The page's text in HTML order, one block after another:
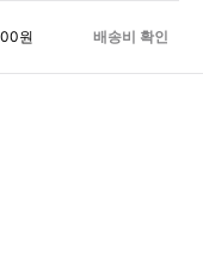
원 배송비 확인